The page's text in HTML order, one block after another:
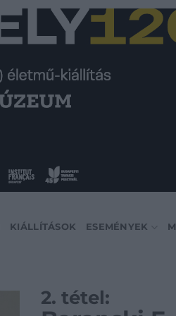
KIÁLLÍTÁSOK ESEMÉNYEK
2. tétel: